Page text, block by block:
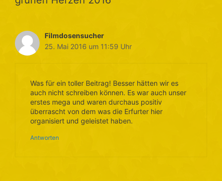
Filmdosensucher
25. Mai 2016 um 11:59 Uhr
Was für ein toller Beitrag! Besser hätten wir es
auch nicht schreiben können. Es war auch unser
erstes mega und waren durchaus positiv
überrascht von dem was die Erfurter hier
organisiert und geleistet haben.
Antworten